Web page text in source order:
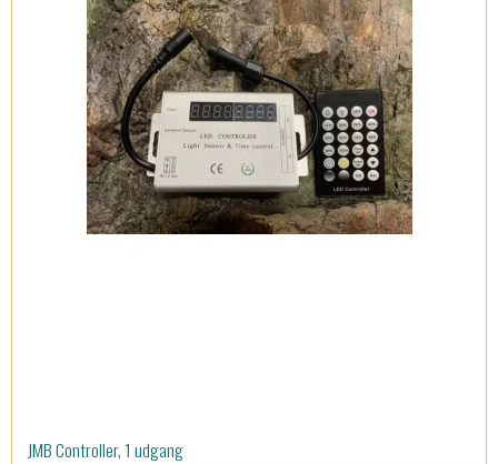
JMB Controller, 1 udgang